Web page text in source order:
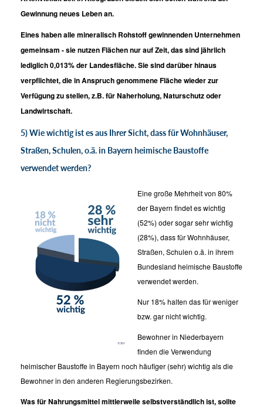
Gewinnung neues Leben an.
Eines haben alle mineralisch Rohstoff gewinnenden Unternehmen
gemeinsam - sie nutzen Flächen nur auf Zeit, das sind jährlich
lediglich 0,013% der Landesfläche. Sie sind darüber hinaus
verpflichtet, die in Anspruch genommene Fläche wieder zur
Verfügung zu stellen, z.B. für Naherholung, Naturschutz oder
Landwirtschaft.
5) Wie wichtig ist es aus Ihrer Sicht, dass für Wohnhäuser,
Straßen, Schulen, o.ä. in Bayern heimische Baustoffe
verwendet werden?
Eine große Mehrheit von 80%
der Bayern findet es wichtig
(52%) oder sogar sehr wichtig
(28%), dass für Wohnhäuser,
Straßen, Schulen o.ä. in ihrem
Bundesland heimische Baustoffe
verwendet werden.
Nur 18% halten das für weniger
bzw. gar nicht wichtig.
Bewohner in Niederbayern
finden die Verwendung
heimischer Baustoffe in Bayern noch häufiger (sehr) wichtig als die
Bewohner in den anderen Regierungsbezirken.
Was für Nahrungsmittel mittlerweile selbstverständlich ist, sollte